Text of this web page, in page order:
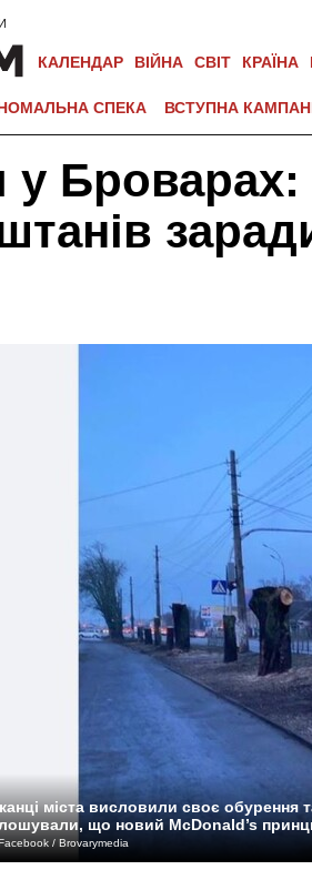
КАЛЕНДАР ВІЙНА СВІТ КРАЇНА
СПЕКА ВСТУПНА
у Броварах:
міста висловили своє обурення
що новий McDonald’s
/ Brovarymedia